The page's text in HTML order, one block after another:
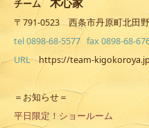
チーム
〒791-0523 西条市丹原町北田
tel 0898-68-5577 fax 0898-68-
URLhttps://team-
＝お知らせ＝
平日限定！ショールーム